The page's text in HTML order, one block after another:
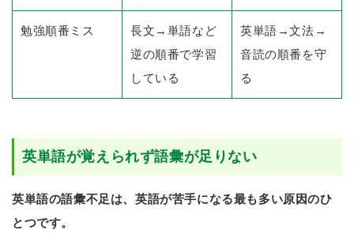
勉強順番ミス
長文→単語など
逆の順番で学習
している
英単語→文法→
音読の順番を守
る
英単語が覚えられず語彙が足りない
英単語の語彙不足は、英語が苦手になる最も多い原因のひ
とつです。